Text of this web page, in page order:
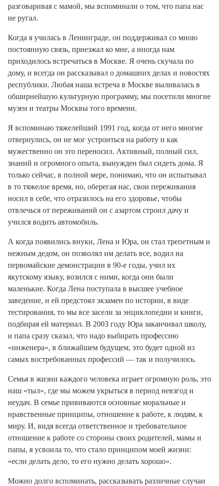
разговаривая с мамой, мы вспоминали о том, что папа нас
не ругал.
Когда я училась в Ленинграде, он поддерживал со мною
постоянную связь, приезжал ко мне, а иногда нам
приходилось встречаться в Москве. Я очень скучала по
дому, и всегда он рассказывал о домашних делах и новостях
республики. Любая наша встреча в Москве выливалась в
обширнейшую культурную программу, мы посетили многие
музеи и театры Москвы того времени.
Я вспоминаю тяжелейший 1991 год, когда от него многие
отвернулись, он не мог устроиться на работу и как
мужественно он это переносил. Активный, полный сил,
знаний и огромного опыта, вынужден был сидеть дома. Я
только сейчас, в полной мере, понимаю, что он испытывал
в то тяжелое время, но, оберегая нас, свои переживания
носил в себе, что отразилось на его здоровье, чтобы
отвлечься от переживаний он с азартом строил дачу и
учился водить автомобиль.
А когда появились внуки, Лена и Юра, он стал трепетным и
нежным дедом, он позволял им делать все, водил на
первомайские демонстрации в 90-е годы, учил их
якутскому языку, возился с ними, когда они были
маленькие. Когда Лена поступала в высшее учебное
заведение, и ей предстоял экзамен по истории, в виде
тестирования, то мы все засели за энциклопедии и книги,
подбирая ей материал. В 2003 году Юра заканчивал школу,
и папа сразу сказал, что надо выбирать профессию
«инженера», в ближайшем будущем, это будет одной из
самых востребованных профессий — так и получилось.
Семья в жизни каждого человека играет огромную роль, это
наш «тыл», где мы можем укрыться в период невзгод и
неудач. В семье прививаются основные моральные и
нравственные принципы, отношение к работе, к людям, к
миру. И, видя всегда ответственное и требовательное
отношение к работе со стороны своих родителей, мамы и
папы, я усвоила то, что стало принципом моей жизни:
«если делать дело, то его нужно делать хорошо».
Можно долго вспоминать, рассказывать различные случаи